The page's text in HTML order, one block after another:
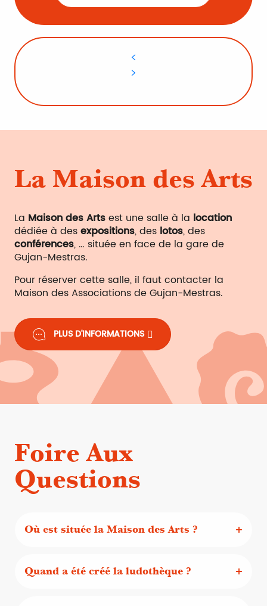
La Maison des Arts
La Maison des Artsest une salle à la location
dédiée à desexpositions, des lotos, des
conférences, … située en face de la gare de
Gujan-Mestras.
Pour réserver cette salle, il faut contacter la
Maison des Associations de Gujan-Mestras.
PLUS D'INFORMATIONS
Foire Aux
Questions
Où est située la Maison des Arts ?
Quand a été créé la ludothèque ?